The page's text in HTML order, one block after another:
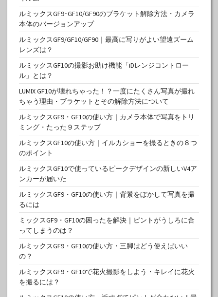
ルミックスGF9･GF10/GF90のブラケット解除方法・カメラ
本体のバージョンアップ
ルミックスGF9/GF10/GF90｜最高に写りがよい望遠ズーム
レンズは？
ルミックスGF10の撮影お助け機能「iDレンジコントロー
ル」とは？
LUMIX GF10が壊れちゃった！？一度にたくさん写真が撮れ
ちゃう理由・ブラケットとその解除方法について
ルミックスGF9・GF10の使い方｜カメラ本体で写真をトリ
ミング・たった９ステップ
ルミックスGF10の使い方｜イルカショーを撮るときの８つ
のポイント
ルミックスGF10で使っているピークデザインの新しいV4ア
ンカーが届いた
ルミックスGF9・GF10の使い方｜背景をぼかして写真を撮
るには
ミックスGF9・GF10の困ったを解決｜ピントがうしろに合
ってしまうのは？
ルミックスGF9・GF10の使い方・三脚はどう使えばいい
の？
ルミックスGF9・GF10で花火撮影をしよう・キレイに花火
を撮るには？